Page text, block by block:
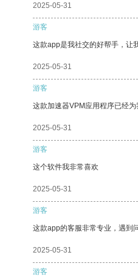
2025-05-31
游客
这款app是我社交的好帮手，让
2025-05-31
游客
这款加速器VPM应用程序已经为
2025-05-31
游客
这个软件我非常喜欢
2025-05-31
游客
这款app的客服非常专业，遇到
2025-05-31
游客